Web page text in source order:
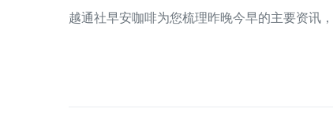
越通社早安咖啡为您梳理昨晚今早的主要资讯